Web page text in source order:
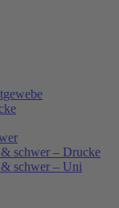
schwer – Drucke
schwer – Uni